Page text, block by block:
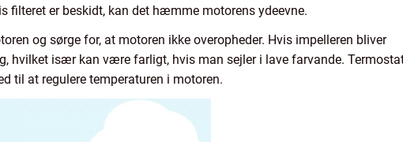
er beskidt, kan det hæmme motorens ydeevne.
og sørge for, at motoren ikke overopheder. Hvis impelleren bliver
hvilket især kan være farligt, hvis man sejler i lave farvande.
til at regulere temperaturen i motoren.